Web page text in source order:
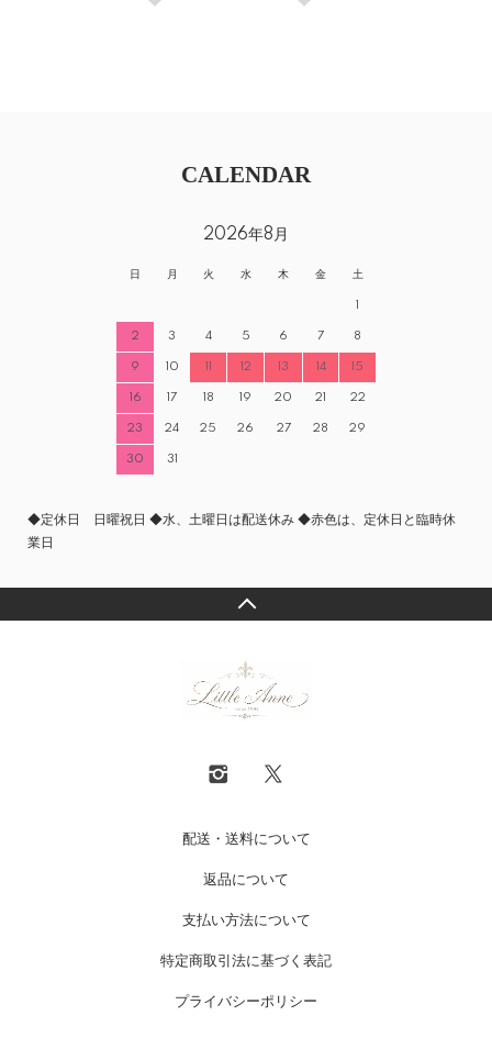
CALENDAR
2026年8月
日 月 火 水 木 金 土
1
2 3 4 5 6 7 8
9 10 11 12 13 14 15
16 17 18 19 20 21 22
23 24 25 26 27 28 29
30 31
◆定休日 日曜祝日 ◆水、土曜日は配送休み ◆赤色は、定休日と臨時休
業日
配送・送料について
返品について
支払い方法について
特定商取引法に基づく表記
プライバシーポリシー